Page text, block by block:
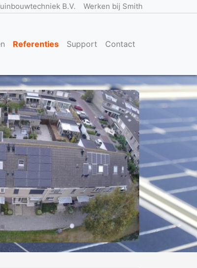
B.V. Werken bij Smith
Referenties Support Contact